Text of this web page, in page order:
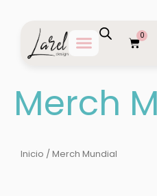
contenido
0
Merch
Inicio / Merch Mundial